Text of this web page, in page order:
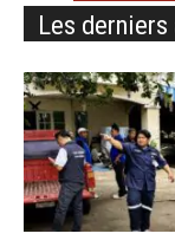
Les